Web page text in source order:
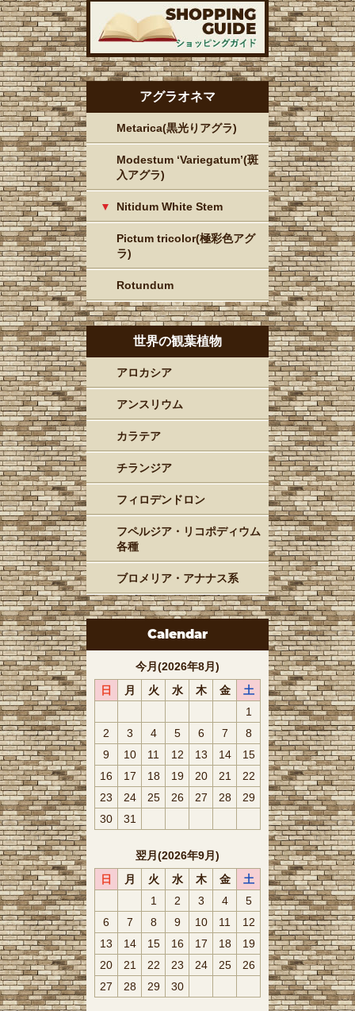
アグラオネマ
Metarica(黒光りアグラ)
Modestum ‘Variegatum’(斑
入アグラ)
Nitidum White Stem
Pictum tricolor(極彩色アグ
ラ)
Rotundum
世界の観葉植物
アロカシア
アンスリウム
カラテア
チランジア
フィロデンドロン
フペルジア・リコポディウム
各種
ブロメリア・アナナス系
Calendar
今月(2026年8月)
日
月 火 水 木 金
土
1
2
3 4 5 6 7
8
9
10 11 12 13 14
15
16
17 18 19 20 21
22
23
24 25 26 27 28
29
30
31
翌月(2026年9月)
日
月 火 水 木 金
土
1
2 3 4
5
6
7 8 9 10 11
12
13
14 15 16 17 18
19
20
21 22 23 24 25
26
27
28 29 30